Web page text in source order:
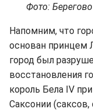
Фото:
Напомним, что
основан принцем
город был
восстановления
король Бела IV
Саксонии